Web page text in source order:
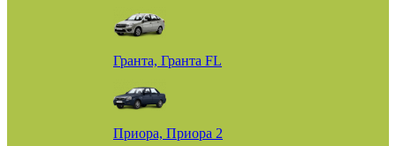
Гранта, Гранта FL
Приора, Приора 2